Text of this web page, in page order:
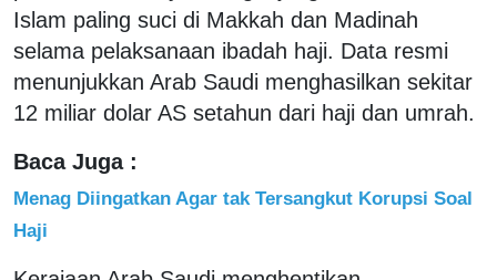
Islam paling suci di Makkah dan Madinah
selama pelaksanaan ibadah haji. Data resmi
menunjukkan Arab Saudi menghasilkan sekitar
12 miliar dolar AS setahun dari haji dan umrah.
Baca Juga :
Menag Diingatkan Agar tak Tersangkut Korupsi Soal
Haji